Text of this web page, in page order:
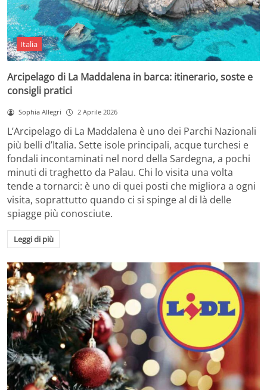
Italia
Arcipelago di La Maddalena in barca: itinerario, soste e
consigli pratici
Sophia Allegri 2 Aprile 2026
L’Arcipelago di La Maddalena è uno dei Parchi Nazionali
più belli d’Italia. Sette isole principali, acque turchesi e
fondali incontaminati nel nord della Sardegna, a pochi
minuti di traghetto da Palau. Chi lo visita una volta
tende a tornarci: è uno di quei posti che migliora a ogni
visita, soprattutto quando ci si spinge al di là delle
spiagge più conosciute.
Leggi di più